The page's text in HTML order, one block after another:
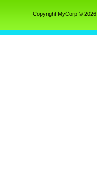
Copyright MyCorp © 2026